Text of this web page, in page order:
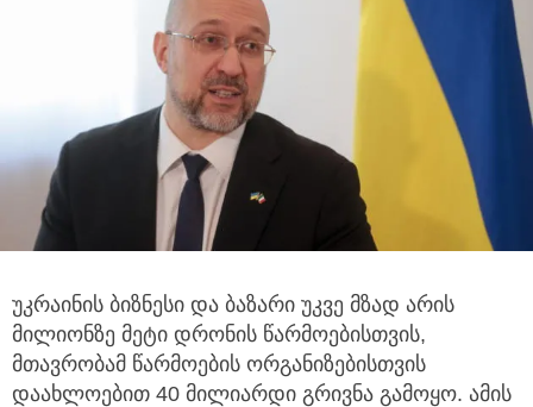
უკრაინის ბიზნესი და ბაზარი უკვე მზად არის
მილიონზე მეტი დრონის წარმოებისთვის,
მთავრობამ წარმოების ორგანიზებისთვის
დაახლოებით 40 მილიარდი გრივნა გამოყო. ამის